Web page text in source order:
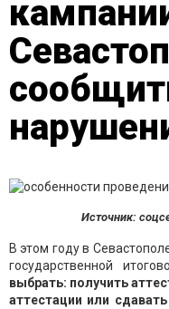
Источник:
В этом году в
государственной
выбрать: получить
аттестации или